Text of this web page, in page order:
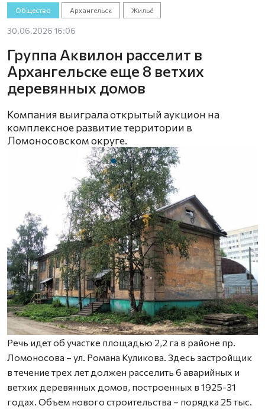
Общество Архангельск Жильё
30.06.2026 16:06
Группа Аквилон расселит в
Архангельске еще 8 ветхих
деревянных домов
Компания выиграла открытый аукцион на
комплексное развитие территории в
Ломоносовском округе.
Речь идет об участке площадью 2,2 га в районе пр.
Ломоносова – ул. Романа Куликова. Здесь застройщик
в течение трех лет должен расселить 6 аварийных и
ветхих деревянных домов, построенных в 1925-31
годах. Объем нового строительства – порядка 25 тыс.